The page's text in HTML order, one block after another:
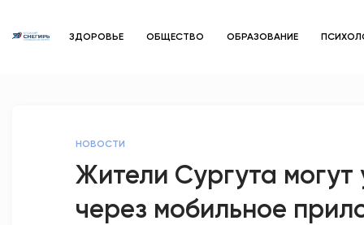
ЗДОРОВЬЕ ОБЩЕСТВО ОБРАЗОВАНИЕ
НОВОСТИ
Жители Сургута могут
через мобильное